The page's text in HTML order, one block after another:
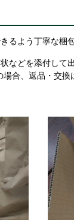
るよう丁寧な梱
などを添付して
合、返品・交換